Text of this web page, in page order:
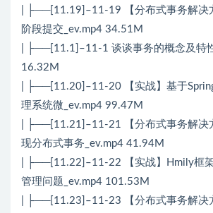
| ├──[11.19]–11-19 【分布式事务解决
阶段提交_ev.mp4 34.51M
| ├──[11.1]–11-1 谈谈事务的概念及特
16.32M
| ├──[11.20]–11-20 【实战】基于
理系统微_ev.mp4 99.47M
| ├──[11.21]–11-21 【分布式事务解决
现分布式事务_ev.mp4 41.94M
| ├──[11.22]–11-22 【实战】Hmily框
管理问题_ev.mp4 101.53M
| ├──[11.23]–11-23 【分布式事务解决